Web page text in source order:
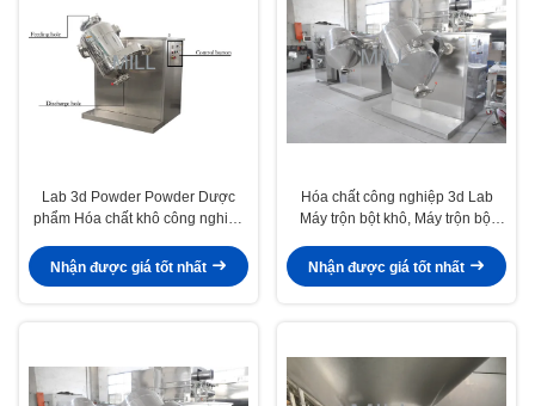
Lab 3d Powder Powder Dược
phẩm Hóa chất khô công nghiệp
Nhận được giá tốt nhất
Hóa chất công nghiệp 3d Lab
Máy trộn bột khô, Máy trộn bột
Nhận được giá tốt nhất